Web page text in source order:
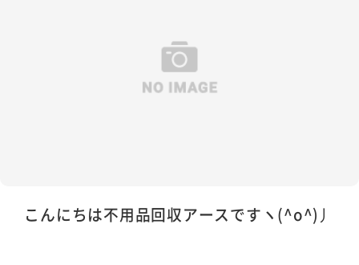
こんにちは不用品回収アースですヽ(^o^)丿